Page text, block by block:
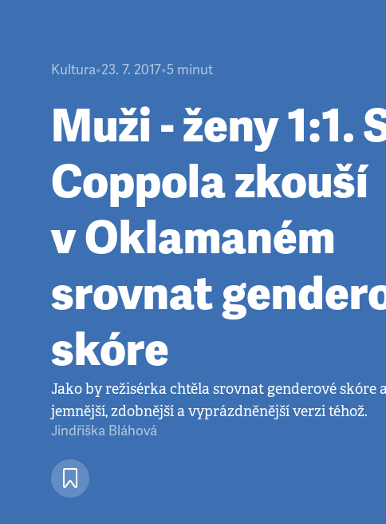
Kultura•23. 7. 2017•5 minut
Muži - ženy 1:1.
Coppola zkouší
v Oklamaném
srovnat
skóre
Jako by režisérka chtěla srovnat genderové skóre
jemnější, zdobnější a vyprázdněnější verzi téhož.
Jindřiška Bláhová